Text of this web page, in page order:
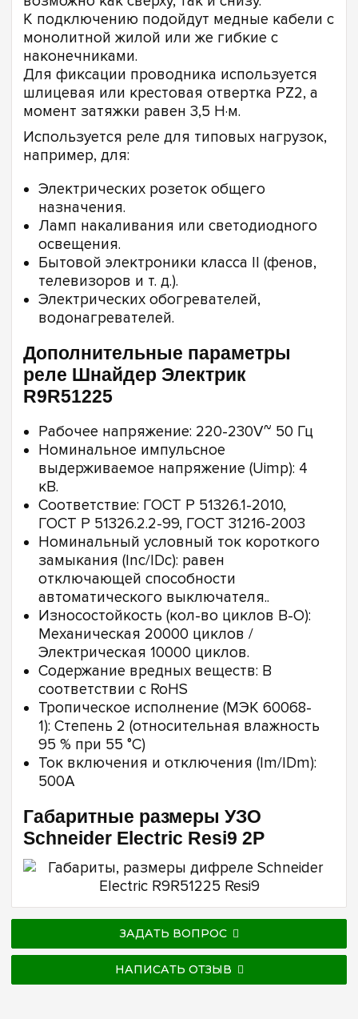
К подключению подойдут медные кабели с
монолитной жилой или же гибкие с
наконечниками.
Для фиксации проводника используется
шлицевая или крестовая отвертка PZ2, а
момент затяжки равен 3,5 Н·м.
Используется реле для типовых нагрузок,
например, для:
Электрических розеток общего
назначения.
Ламп накаливания или светодиодного
освещения.
Бытовой электроники класса II (фенов,
телевизоров и т. д.).
Электрических обогревателей,
водонагревателей.
Дополнительные параметры
реле Шнайдер Электрик
R9R51225
Рабочее напряжение: 220-230V~ 50 Гц
Номинальное импульсное
выдерживаемое напряжение (Uimp): 4
кВ.
Соответствие: ГОСТ Р 51326.1-2010,
ГОСТ Р 51326.2.2-99, ГОСТ 31216-2003
Номинальный условный ток короткого
замыкания (Inc/IDc): равен
отключающей способности
автоматического выключателя..
Износостойкость (кол-во циклов В-О):
Механическая 20000 циклов /
Электрическая 10000 циклов.
Содержание вредных веществ: В
соответствии с RoHS
Тропическое исполнение (МЭК 60068-
1): Степень 2 (относительная влажность
95 % при 55 °C)
Ток включения и отключения (Im/IDm):
500А
Габаритные размеры УЗО
Schneider Electric Resi9 2P
ЗАДАТЬ ВОПРОС
НАПИСАТЬ ОТЗЫВ